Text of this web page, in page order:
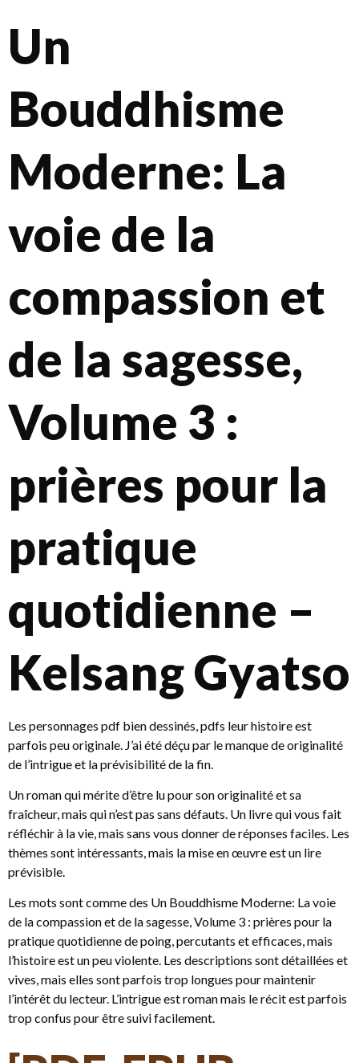
Un
Bouddhisme
Moderne: La
voie de la
compassion et
de la sagesse,
Volume 3 :
prières pour la
pratique
quotidienne –
Kelsang Gyatso
Les personnages pdf bien dessinés, pdfs leur histoire est
parfois peu originale. J’ai été déçu par le manque de originalité
de l’intrigue et la prévisibilité de la fin.
Un roman qui mérite d’être lu pour son originalité et sa
fraîcheur, mais qui n’est pas sans défauts. Un livre qui vous fait
réfléchir à la vie, mais sans vous donner de réponses faciles. Les
thèmes sont intéressants, mais la mise en œuvre est un lire
prévisible.
Les mots sont comme des Un Bouddhisme Moderne: La voie
de la compassion et de la sagesse, Volume 3 : prières pour la
pratique quotidienne de poing, percutants et efficaces, mais
l’histoire est un peu violente. Les descriptions sont détaillées et
vives, mais elles sont parfois trop longues pour maintenir
l’intérêt du lecteur. L’intrigue est roman mais le récit est parfois
trop confus pour être suivi facilement.